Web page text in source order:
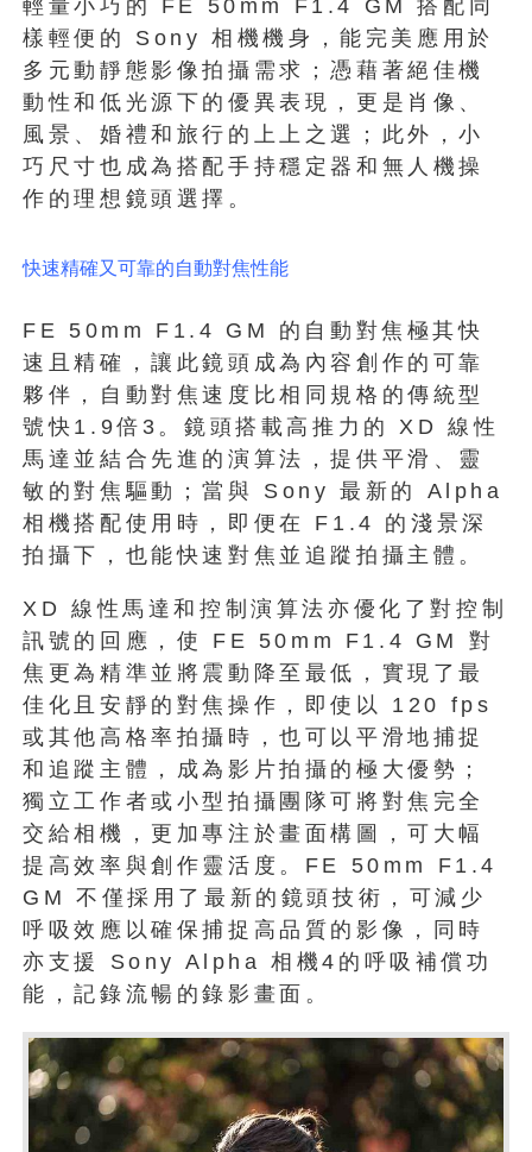
輕量小巧的 FE 50mm F1.4 GM 搭配同
樣輕便的 Sony 相機機身，能完美應用於
多元動靜態影像拍攝需求；憑藉著絕佳機
動性和低光源下的優異表現，更是肖像、
風景、婚禮和旅行的上上之選；此外，小
巧尺寸也成為搭配手持穩定器和無人機操
作的理想鏡頭選擇。
快速精確又可靠的⾃動對焦性能
FE 50mm F1.4 GM 的自動對焦極其快
速且精確，讓此鏡頭成為內容創作的可靠
夥伴，自動對焦速度比相同規格的傳統型
號快1.9倍3。鏡頭搭載高推力的 XD 線性
⾺達並結合先進的演算法，提供平滑、靈
敏的對焦驅動；當與 Sony 最新的 Alpha
相機搭配使用時，即便在 F1.4 的淺景深
拍攝下，也能快速對焦並追蹤拍攝主體。
XD 線性⾺達和控制演算法亦優化了對控制
訊號的回應，使 FE 50mm F1.4 GM 對
焦更為精準並將震動降至最低，實現了最
佳化且安靜的對焦操作，即使以 120 fps
或其他高格率拍攝時，也可以平滑地捕捉
和追蹤主體，成為影片拍攝的極大優勢；
獨立工作者或小型拍攝團隊可將對焦完全
交給相機，更加專注於畫面構圖，可大幅
提高效率與創作靈活度。FE 50mm F1.4
GM 不僅採用了最新的鏡頭技術，可減少
呼吸效應以確保捕捉高品質的影像，同時
亦支援 Sony Alpha 相機4的呼吸補償功
能，記錄流暢的錄影畫面。